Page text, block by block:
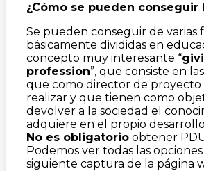
¿Cómo se pueden conseguir
Se pueden conseguir de varias
básicamente divididas en
concepto muy interesante “
profession”, que consiste en
que como director de proyecto
realizar y que tienen como
devolver a la sociedad el
adquiere en el propio
No es obligatorio obtener
Podemos ver todas las
siguiente captura de la página